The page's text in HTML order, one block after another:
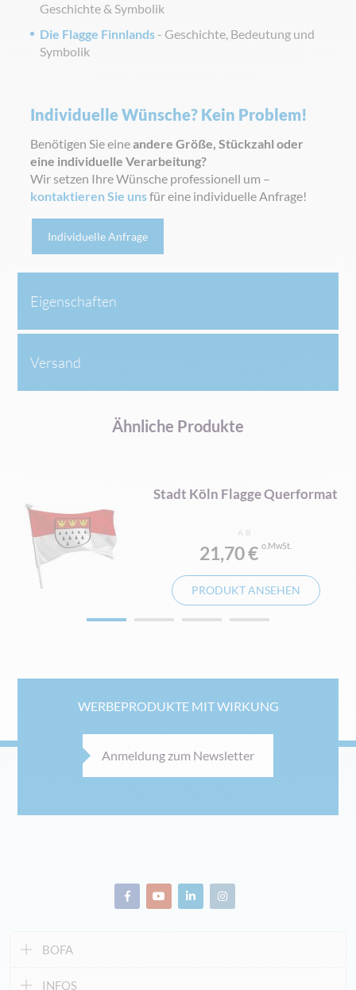
Geschichte & Symbolik
Die Flagge Finnlands - Geschichte, Bedeutung und
Symbolik
Individuelle Wünsche? Kein Problem!
Benötigen Sie eineandere Größe, Stückzahl oder
eine individuelle Verarbeitung?
Wir setzen Ihre Wünsche professionell um –
kontaktieren Sie unsfür eine individuelle Anfrage!
Individuelle Anfrage
Eigenschaften
Versand
Ähnliche Produkte
Stadt Köln Flagge Querformat
AB
21,70 €
PRODUKT ANSEHEN
WERBEPRODUKTE MIT WIRKUNG
Anmeldung zum Newsletter
BOFA
INFOS